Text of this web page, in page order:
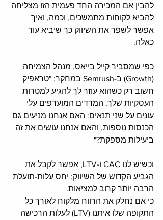
להבין אם המכירה החד פעמית הזו מצליחה
להביא לקוחות מתמשכים, וכמה, ואיך
אפשר לשפר את השיווק כך שיביא עוד
כאלה.
כפי שמסביר קייל בייאס, מנהל הצמיחה
(Growth) ב-Semrush במחקר: "טראפיק
חשוב רק כשהוא עוזר לך להגיע למטרות
העסקיות שלך. המדדים המועדפים עלי
עונים על שני תנאים: האם אנחנו מניעים גם
הכנסות נוספות, והאם אנחנו עושים את זה
ביעילות מספקת?"
וכשיש לנו CAC ו-LTV, אפשר לקבל את
הגביע הקדוש של השיווק: יחס עלות-תועלת
הרבה יותר קרוב למציאות.
כי אם נחלק את הרווח מלקוח לאורך כל
התקופה שלו איתנו (LTV) לעלות הרכישה